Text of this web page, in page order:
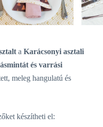
a Karácsonyi asztali
és varrási
meleg hangulatú és
készítheti el: